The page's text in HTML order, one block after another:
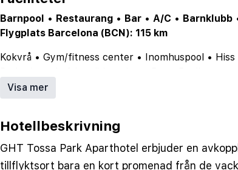
Barnpool • Restaurang • Bar • A/C • Barnklubb
Flygplats Barcelona (BCN): 115 km
Kokvrå • Gym/fitness center • Inomhuspool • Hiss
Visa mer
Hotellbeskrivning
GHT Tossa Park Aparthotel erbjuder en
tillflyktsort bara en kort promenad från de